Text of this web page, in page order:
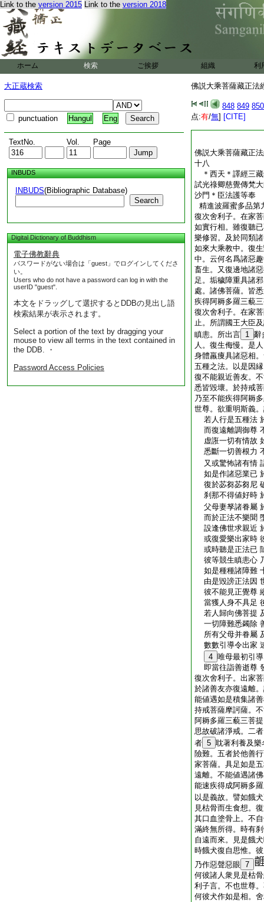
Link to the version 2015 Link to the version 2018
ホーム 検索 ご挨拶 組織 利
大正蔵検索
punctuation Hangul Eng
TextNo. Vol. Page
INBUDS
INBUDS(Bibliographic Database)
Search
Digital Dictionary of Buddhism
電子佛教辭典
パスワードがない場合は「guest」でログインしてくださ
い。
Users who do not have a password can log in with the
userID "guest".
本文をドラッグして選択するとDDBの見出し語
検索結果が表示されます。
Select a portion of the text by dragging your
mouse to view all terms in the text contained in
the DDB. ・
Password Access Policies
佛説大乘菩薩藏正法
848 849 850
点:有/無] [CITE]
戒蘊。我説是名城
樂著五欲。不能思
疾得成無上正等正覺
復次舍利子。在家
是之法。能爲在家
佛出於世。乃至不
藐三菩提
佛説大乘菩薩藏正
佛説大乘菩薩藏正
十八
＊西天＊譯經三
試光祿卿慈覺傳梵
沙門＊臣法護
精進波羅蜜多品第
復次舍利子。在家
如實行相。雖復聽
樂修習。及於同類
如來大乘教中。復
中。云何名爲諸惡
畜生。又復邊地諸
足。垢穢障重具諸
處。諸佛菩薩。皆
疾得阿耨多羅三藐
復次舍利子。在家
止。所謂國王大臣
瞋恚。所出言 1 辭
人。復生侮慢。是
身體羸痩具諸惡相
五種之法。以是因
復不能親近善友。
悉皆毀壞。於持戒
乃至不能疾得阿耨
世尊。欲重明斯義
若人行是五種法
而復遠離調御尊
虚誑一切有情故
悉斷一切善根力
又或驚怖諸有情
如是作諸惡業已
復於苾芻苾芻尼
刹那不得値好時
父母妻孥諸眷屬
而於正法不樂聞
設逢佛世求親近
或復愛樂出家時
或時聽是正法已
彼等競生瞋恚心
如是種種諸障難
由是毀謗正法因
彼不能見正覺尊
當獲人身不具足
若人歸向佛菩提
一切障難悉蠲除
所有父母并眷屬
數數引導令出家
4 唯母最初引
即當往詣善逝尊
復次舍利子。出家
於諸善友亦復遠離
能値遇如是積集諸
持戒菩薩摩訶薩。
阿耨多羅三藐三菩
思故破諸淨戒。二
者 5 耽著利養及樂
險難。五者於他善
家菩薩。具足如是
遠離。不能値遇諸
能速疾得成阿耨多
以是義故。譬如餓
見枯骨而生食想。
其口血塗骨上。不
滿終無所得。時有
自遠而來。見是餓
時餓犬復自思惟。
乃作惡聲惡眼 7
何彼諸人衆見是枯
利子言。不也世尊
何彼犬作如是相。